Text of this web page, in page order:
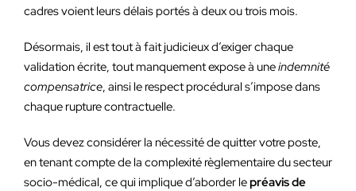
cadres voient leurs délais portés à deux ou trois mois.
Désormais, il est tout à fait judicieux d’exiger chaque
validation écrite, tout manquement expose à uneindemnité
compensatrice, ainsi le respect procédural s’impose dans
chaque rupture contractuelle.
Vous devez considérer la nécessité de quitter votre poste,
en tenant compte de la complexité règlementaire du secteur
socio-médical, ce qui implique d’aborder lepréavis de